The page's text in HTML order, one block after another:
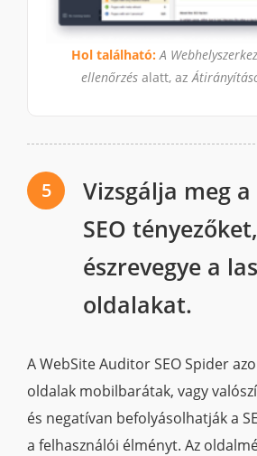
Hol található: A
ellenőrzés alatt, az
5
Vizsgálja meg
SEO
észrevegye a
oldalakat.
A WebSite Auditor SEO Spider
oldalak mobilbarátak, vagy
és negatívan befolyásolhatják a
a felhasználói élményt. Az